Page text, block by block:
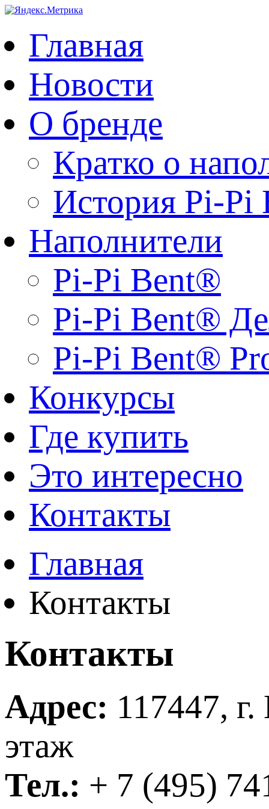
Главная
Новости
О бренде
Кратко о
История Pi-Pi
Наполнители
Pi-Pi Bent®
Pi-Pi Bent®
Pi-Pi Bent®
Конкурсы
Где купить
Это интересно
Контакты
Главная
Контакты
Контакты
Адрес: 117447,
этаж
Тел.: + 7 (495)